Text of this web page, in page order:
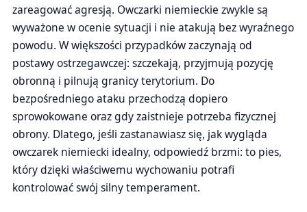
zareagować agresją. Owczarki niemieckie zwykle są
wyważone w ocenie sytuacji i nie atakują bez wyraźnego
powodu. W większości przypadków zaczynają od
postawy ostrzegawczej: szczekają, przyjmują pozycję
obronną i pilnują granicy terytorium. Do
bezpośredniego ataku przechodzą dopiero
sprowokowane oraz gdy zaistnieje potrzeba fizycznej
obrony. Dlatego, jeśli zastanawiasz się, jak wygląda
owczarek niemiecki idealny, odpowiedź brzmi: to pies,
który dzięki właściwemu wychowaniu potrafi
kontrolować swój silny temperament.